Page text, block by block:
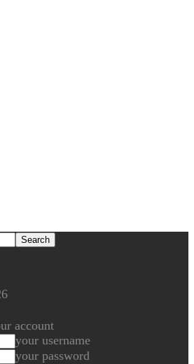
account
your username
your password